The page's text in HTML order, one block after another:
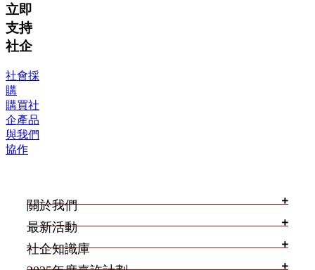
立即
支持
社企
社會採
購
購買社
企產品
與我們
協作
關於我們
最新活動
社企知識庫